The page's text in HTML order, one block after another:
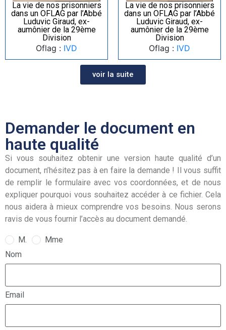
La vie de nos prisonniers
dans un OFLAG par l’Abbé
Luduvic Giraud, ex-
aumônier de la 29ème
Division
Oflag : IVD
La vie de nos prisonniers
dans un OFLAG par l’Abbé
Luduvic Giraud, ex-
aumônier de la 29ème
Division
Oflag : IVD
voir la suite
Demander le document en
haute qualité
Si vous souhaitez obtenir une version haute qualité d’un
document, n’hésitez pas à en faire la demande ! Il vous suffit
de remplir le formulaire avec vos coordonnées, et de nous
expliquer pourquoi vous souhaitez accéder à ce fichier. Cela
nous aidera à mieux comprendre vos besoins. Nous serons
ravis de vous fournir l’accès au document demandé.
M.
Mme
Nom
Email